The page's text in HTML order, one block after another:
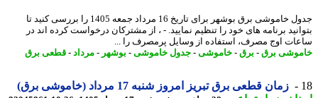
جدول خاموشی برق بوشهر برای تاریخ 16 مرداد جمعه 1405 را بررسی کنید تا
برنامه های خود را تنظیم نمایید. - ، از مشترکان درخواست کرده اند در
اوج مصرف، استفاده از وسایل پرمصرف را ...
برق - برق - خاموشی-جدول خاموشی-بوشهر-مرداد-قطعی برق
زمان قطعی برق تبریز امروز شنبه 17 مرداد (خاموشی برق)